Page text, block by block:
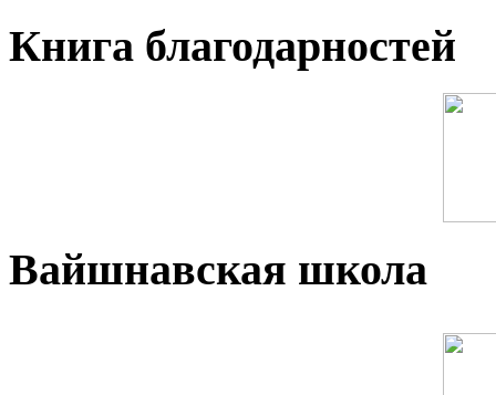
Книга благодарностей
Вайшнавская школа